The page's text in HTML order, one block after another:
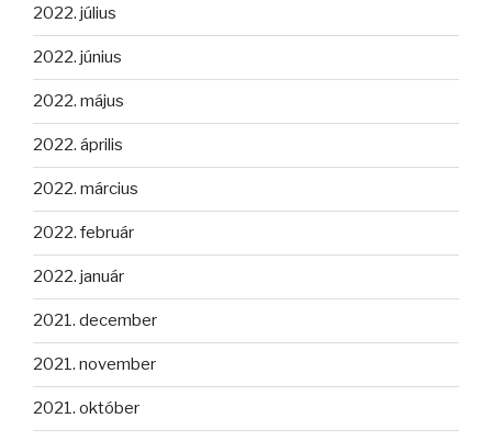
2022. július
2022. június
2022. május
2022. április
2022. március
2022. február
2022. január
2021. december
2021. november
2021. október